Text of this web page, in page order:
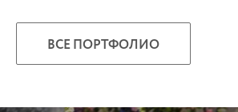
ВСЕ ПОРТФОЛИО